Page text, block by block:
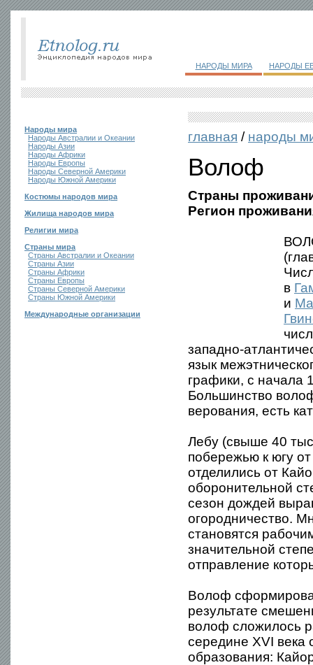
НАРОДЫ МИРА НАРОДЫ
Народы мира
Народы Австралии и Океании
Народы Азии
Народы Африки
Народы Европы
Народы Северной Америки
Народы Южной Америки
Костюмы народов мира
Жилища народов мира
Религии мира
Страны мира
Страны Австралии и Океании
Страны Азии
Страны Африки
Страны Европы
Страны Северной Америки
Страны Южной Америки
Международные организации
главная / народы
Волоф
Страны
Регион
в
и
западно-
язык
графики, с начала
Большинство
верования, есть
Лебу (свыше 40
побережью к югу
отделились от
оборонительной
сезон дождей
огородничество.
становятся
значительной
отправление
Волоф
результате
волоф сложилось
середине XVI века
образования: